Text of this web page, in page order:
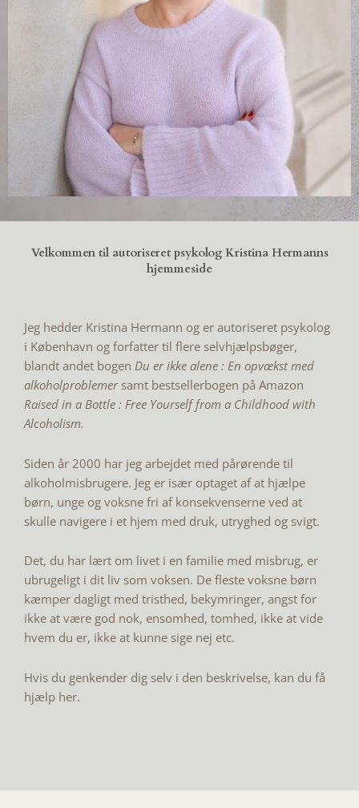
Velkommen til autoriseret psykolog Kristina Hermanns
hjemmeside
Jeg hedder Kristina Hermann og er autoriseret psykolog
i København og forfatter til flere selvhjælpsbøger,
blandt andet bogen Du er ikke alene : En opvækst med
alkoholproblemersamt bestsellerbogen på Amazon
Raised in a Bottle : Free Yourself from a Childhood with
Alcoholism.
Siden år 2000 har jeg arbejdet med pårørende til
alkoholmisbrugere. Jeg er især optaget af at hjælpe
børn, unge og voksne fri af konsekvenserne ved at
skulle navigere i et hjem med druk, utryghed og svigt.
Det, du har lært om livet i en familie med misbrug, er
ubrugeligt i dit liv som voksen. De fleste voksne børn
kæmper dagligt med tristhed, bekymringer, angst for
ikke at være god nok, ensomhed, tomhed, ikke at vide
hvem du er, ikke at kunne sige nej etc.
Hvis du genkender dig selv i den beskrivelse, kan du få
hjælp her.